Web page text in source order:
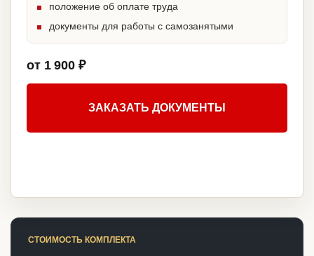
положение об оплате труда
документы для работы с самозанятыми
от 1 900 ₽
ЗАКАЗАТЬ ДОКУМЕНТЫ
СТОИМОСТЬ КОМПЛЕКТА